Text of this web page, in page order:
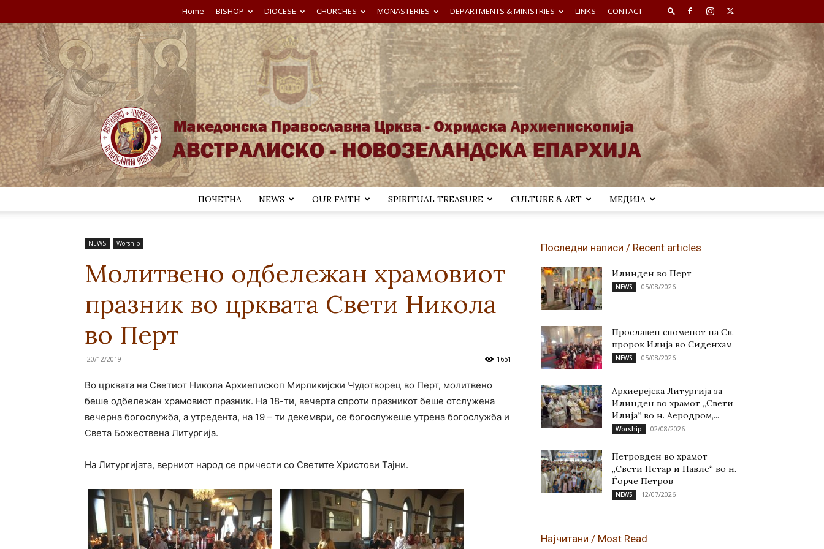
Home BISHOP DIOCESE CHURCHES MONASTERIES DEPARTMENTS & MINISTRIES LINKS CONTACT
новозеландска
Епархија
ПОЧЕТНА NEWS OUR FAITH SPIRITUAL TREASURE CULTURE & ART МЕДИЈА
NEWS Worship
Молитвено одбележан храмовиот
празник во црквата Свети Никола
во Перт
20/12/2019 1651
Во црквата на Светиот Никола Архиепископ Мирликијски Чудотворец во Перт, молитвено
беше одбележан храмовиот празник. На 18-ти, вечерта спроти празникот беше отслужена
вечерна богослужба, а утредента, на 19 – ти декември, се богослужеше утрена богослужба и
Света Божествена Литургија.
На Литургијата, верниот народ се причести со Светите Христови Тајни.
Последни написи / Recent articles
Илинден во Перт
NEWS 05/08/2026
Прославен споменот на Св.
пророк Илија во Сиденхам
NEWS 05/08/2026
Архиерејска Литургија за
Илинден во храмот „Свети
Илија“ во н. Аеродром,...
Worship 02/08/2026
Петровден во храмот
„Свети Петар и Павле“ во н.
Ѓорче Петров
NEWS 12/07/2026
Најчитани / Most Read